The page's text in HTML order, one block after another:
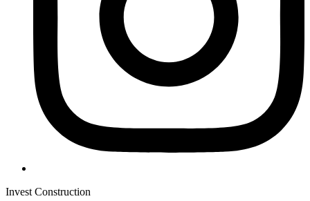
Invest Construction